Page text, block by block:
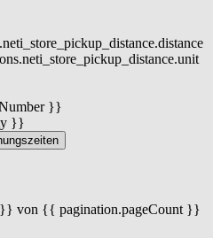
}}
}}
von {{ pagination.pageCount }}